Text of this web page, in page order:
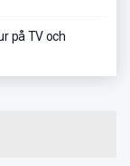
på TV och